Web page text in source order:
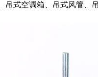
吊式空调箱、吊式风管、